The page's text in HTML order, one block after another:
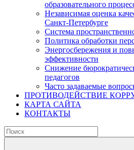
образовательного
Независимая оценка
Санкт-Петербурге
Система
Политика обработки
Энергосбережения и
эффективности
Снижение
педагогов
Часто задаваемые
ПРОТИВОДЕЙСТВИЕ
КАРТА САЙТА
КОНТАКТЫ